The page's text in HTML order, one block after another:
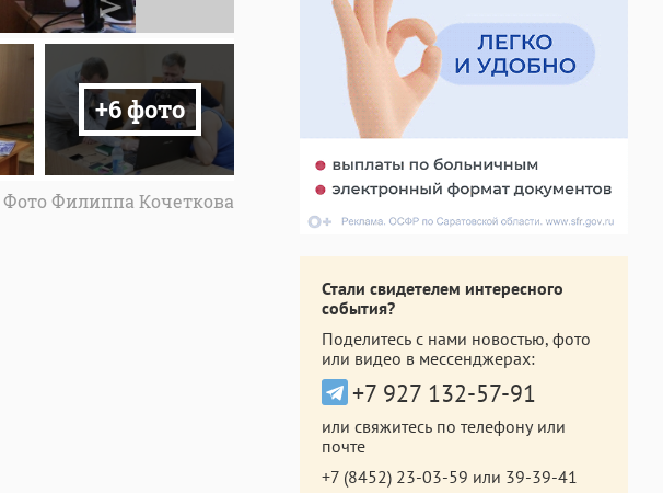
+6 фото
Фото Филиппа Кочеткова
Стали свидетелем интересного
события?
Поделитесь с нами новостью, фото
или видео в мессенджерах:
+7 927 132-57-91
или свяжитесь по телефону или
почте
+7 (8452) 23-03-59 или 39-39-41